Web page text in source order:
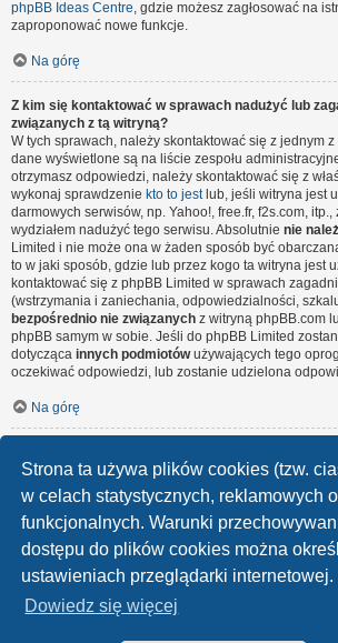
Strona ta używa plików cookies (tzw.
w celach statystycznych, reklamowych
funkcjonalnych. Warunki
dostępu do plików cookies można
ustawieniach przeglądarki internetowej.
Dowiedz się więcej
phpBB Ideas Centre, gdzie możesz zagłosować na
zaproponować nowe funkcje.
Na górę
Z kim się kontaktować w sprawach nadużyć lub
związanych z tą witryną?
W tych sprawach, należy skontaktować się z jednym
dane wyświetlone są na liście zespołu
otrzymasz odpowiedzi, należy skontaktować się z
wykonaj sprawdzenie kto to jestlub, jeśli witryna jest
darmowych serwisów, np. Yahoo!, free.fr, f2s.com,
wydziałem nadużyć tego serwisu. Absolutnie nie
Limited i nie może ona w żaden sposób być
to w jaki sposób, gdzie lub przez kogo ta witryna jest
kontaktować się z phpBB Limited w sprawach
(wstrzymania i zaniechania, odpowiedzialności,
bezpośrednio nie związanych z witryną phpBB.com
phpBB samym w sobie. Jeśli do phpBB Limited
dotycząca innych podmiotówużywających tego
oczekiwać odpowiedzi, lub zostanie udzielona
Na górę
Wszyscy użytkownicy witryny mogą używać – jeśli
przez administratora witryny – formularza „Kontakt z
mogą także używać odnośnika „Zespół
Na górę